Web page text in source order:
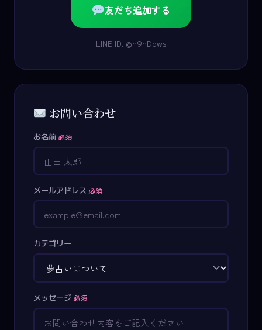
友だち追加する
LINE ID: @n9nDows
お問い合わせ
お名前 必須
メールアドレス 必須
カテゴリー
メッセージ 必須